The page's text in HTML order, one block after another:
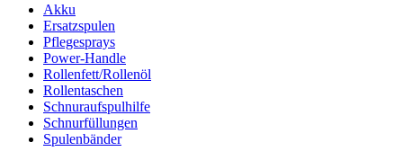
Akku
Ersatzspulen
Pflegesprays
Power-Handle
Rollenfett/Rollenöl
Rollentaschen
Schnuraufspulhilfe
Schnurfüllungen
Spulenbänder